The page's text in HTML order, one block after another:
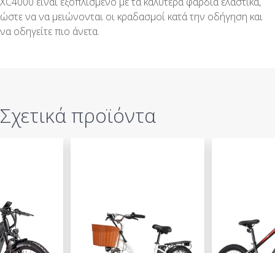
ώστε να να μειώνονται οι κραδασμοί κατά την οδήγηση και
να οδηγείτε πιο άνετα.
Σχετικά προϊόντα